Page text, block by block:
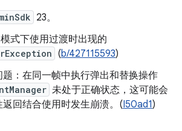
minSdk 23。
式下使用过渡时出现的
(b/427115593)
：在同一帧中执行弹出和替换操作
未处于正确状态，这可能会
回结合使用时发生崩溃。(I50ad1)